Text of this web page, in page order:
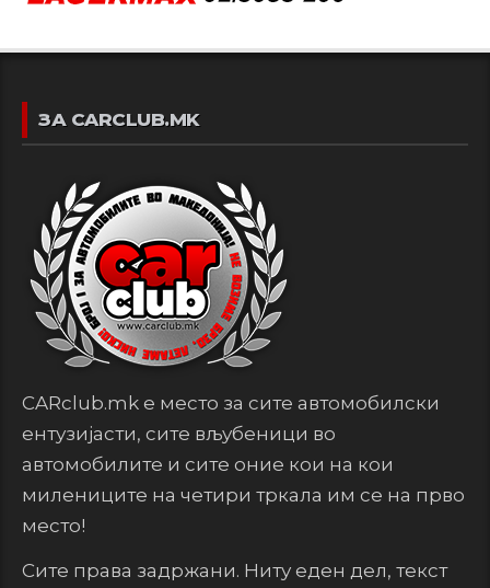
ЗА CARCLUB.MK
CARclub.mk е место за сите автомобилски
ентузијасти, сите вљубеници во
автомобилите и сите оние кои на кои
милениците на четири тркала им се на прво
место!
Сите права задржани. Ниту еден дел, текст